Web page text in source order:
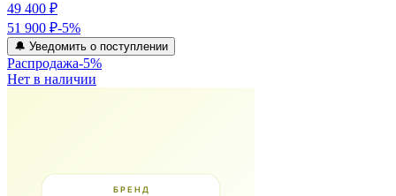
49 400 ₽
51 900 ₽-5%
🔔 Уведомить о поступлении
Распродажа-5%
Нет в наличии